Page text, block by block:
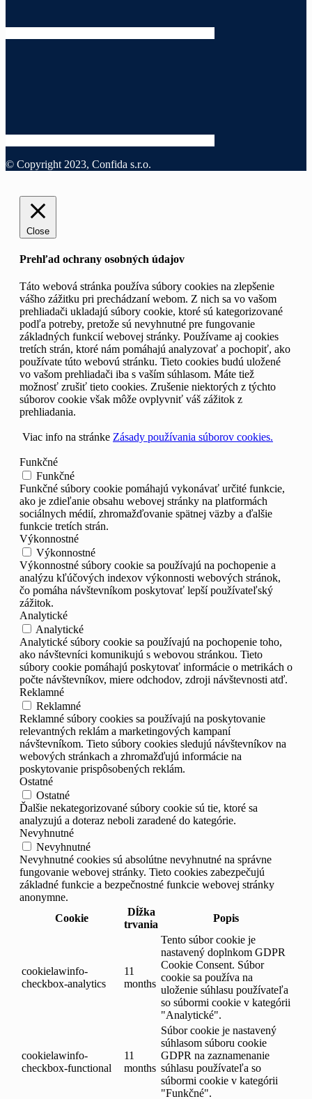
© Copyright 2023, Confida s.r.o.
Close
Prehľad ochrany osobných údajov
Táto webová stránka používa súbory cookies na zlepšenie
vášho zážitku pri prechádzaní webom. Z nich sa vo vašom
prehliadači ukladajú súbory cookie, ktoré sú kategorizované
podľa potreby, pretože sú nevyhnutné pre fungovanie
základných funkcií webovej stránky. Používame aj cookies
tretích strán, ktoré nám pomáhajú analyzovať a pochopiť, ako
používate túto webovú stránku. Tieto cookies budú uložené
vo vašom prehliadači iba s vaším súhlasom. Máte tiež
možnosť zrušiť tieto cookies. Zrušenie niektorých z týchto
súborov cookie však môže ovplyvniť váš zážitok z
prehliadania.
Viac info na stránke Zásady používania súborov cookies.
Funkčné
Funkčné
Funkčné súbory cookie pomáhajú vykonávať určité funkcie,
ako je zdieľanie obsahu webovej stránky na platformách
sociálnych médií, zhromažďovanie spätnej väzby a ďalšie
funkcie tretích strán.
Výkonnostné
Výkonnostné
Výkonnostné súbory cookie sa používajú na pochopenie a
analýzu kľúčových indexov výkonnosti webových stránok,
čo pomáha návštevníkom poskytovať lepší používateľský
zážitok.
Analytické
Analytické
Analytické súbory cookie sa používajú na pochopenie toho,
ako návštevníci komunikujú s webovou stránkou. Tieto
súbory cookie pomáhajú poskytovať informácie o metrikách o
počte návštevníkov, miere odchodov, zdroji návštevnosti atď.
Reklamné
Reklamné
Reklamné súbory cookies sa používajú na poskytovanie
relevantných reklám a marketingových kampaní
návštevníkom. Tieto súbory cookies sledujú návštevníkov na
webových stránkach a zhromažďujú informácie na
poskytovanie prispôsobených reklám.
Ostatné
Ostatné
Ďalšie nekategorizované súbory cookie sú tie, ktoré sa
analyzujú a doteraz neboli zaradené do kategórie.
Nevyhnutné
Nevyhnutné
Nevyhnutné cookies sú absolútne nevyhnutné na správne
fungovanie webovej stránky. Tieto cookies zabezpečujú
základné funkcie a bezpečnostné funkcie webovej stránky
anonymne.
Cookie
Dĺžka
trvania
Popis
cookielawinfo-
checkbox-analytics
11
months
Tento súbor cookie je
nastavený doplnkom GDPR
Cookie Consent. Súbor
cookie sa používa na
uloženie súhlasu používateľa
so súbormi cookie v kategórii
"Analytické".
cookielawinfo-
checkbox-functional
11
months
Súbor cookie je nastavený
súhlasom súboru cookie
GDPR na zaznamenanie
súhlasu používateľa so
súbormi cookie v kategórii
"Funkčné".